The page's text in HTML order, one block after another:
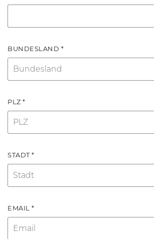
BUNDESLAND *
PLZ *
STADT *
EMAIL *